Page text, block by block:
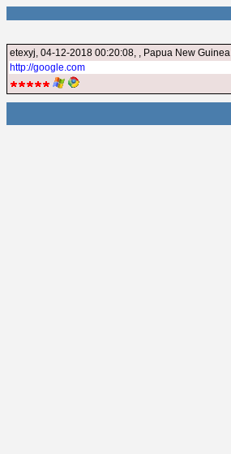
etexyj, 04-12-2018 00:20:08, , Papua New Guinea
http://google.com